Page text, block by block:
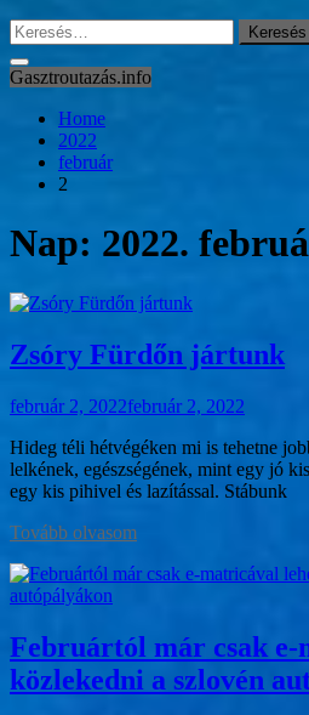
Keresés:
Gasztroutazás.info
Home
2022
február
2
Nap: 2022.
Zsóry Fürdőn jártunk
február 2, 2022február 2, 2022
Hideg téli hétvégéken mi is tehetne
lelkének, egészségének, mint egy jó
egy kis pihivel és lazítással. Stábunk
Tovább olvasom
Februártól már csak
közlekedni a szlovén